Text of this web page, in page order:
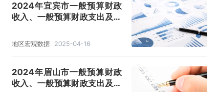
2024年宜宾市一般预算财政
收入、一般预算财政支出及收
地区宏观数据 2025-04-16
2024年眉山市一般预算财政
收入、一般预算财政支出及收